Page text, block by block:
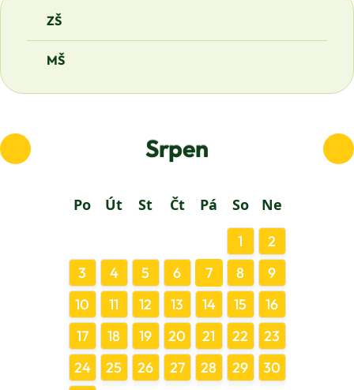
ZŠ
MŠ
Srpen
Po Út St Čt Pá So Ne
1
2
3
4 5 6 7 8
9
10
11 12 13 14 15
16
17
18 19 20 21 22
23
24
25 26 27 28 29
30